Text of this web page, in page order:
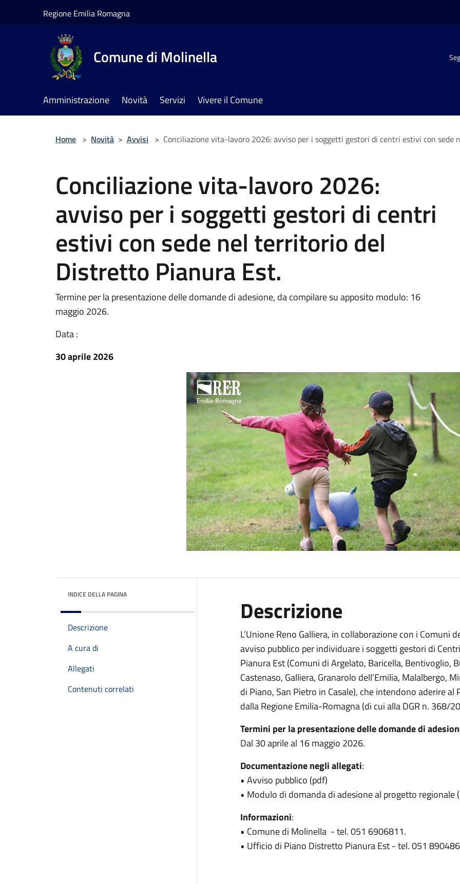
Regione Emilia Romagna
Comune di Molinella
Amministrazione Novità Servizi Vivere il Comune
Home > Novità > Avvisi > Conciliazione vita-lavoro 2026: avviso per i soggetti gestori di centri estivi con
Conciliazione vita-lavoro 2026:
avviso per i soggetti gestori di centri
estivi con sede nel territorio del
Distretto Pianura Est.
Termine per la presentazione delle domande di adesione, da compilare su apposito modulo: 16
maggio 2026.
Data :
30 aprile 2026
INDICE DELLA PAGINA
Descrizione
A cura di
Allegati
Contenuti correlati
Descrizione
L’Unione Reno Galliera, in collaborazione con i
avviso pubblico per individuare i soggetti gestori di
Pianura Est (Comuni di Argelato, Baricella, Bentivoglio,
Castenaso, Galliera, Granarolo dell’Emilia, Malalbergo,
di Piano, San Pietro in Casale), che intendono aderire
dalla Regione Emilia-Romagna (di cui alla DGR n. 368/
Termini per la presentazione delle domande di
Dal 30 aprile al 16 maggio 2026.
Documentazione negli allegati:
• Avviso pubblico (pdf)
• Modulo di domanda di adesione al progetto regionale
Informazioni:
• Comune di Molinella - tel. 051 6906811.
• Ufficio di Piano Distretto Pianura Est - tel. 051